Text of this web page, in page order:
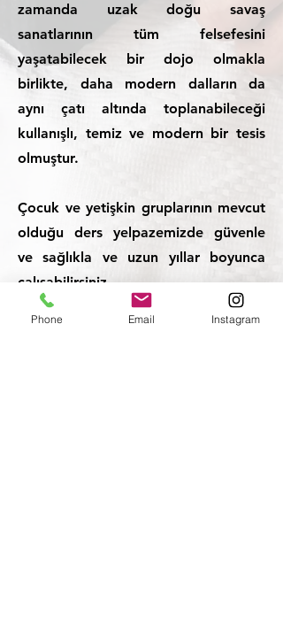
zamanda uzak doğu savaş
sanatlarının tüm felsefesini
yaşatabilecek bir dojo olmakla
birlikte, daha modern dalların da
aynı çatı altında toplanabileceği
kullanışlı, temiz ve modern bir tesis
olmuştur.
Çocuk ve yetişkin gruplarının mevcut
olduğu ders yelpazemizde güvenle
ve sağlıkla ve uzun yıllar boyunca
çalışabilirsiniz.
Sizleri aramızda görmek, aynı
Phone Email Instagram